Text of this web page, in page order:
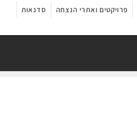
פרויקטים ואתרי הנצחה
סדנאות